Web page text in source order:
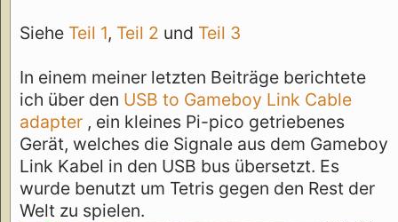
Siehe Teil 1, Teil 2 und Teil 3
In einem meiner letzten Beiträge berichtete
ich über den USB to Gameboy Link Cable
adapter , ein kleines Pi-pico getriebenes
Gerät, welches die Signale aus dem Gameboy
Link Kabel in den USB bus übersetzt. Es
wurde benutzt um Tetris gegen den Rest der
Welt zu spielen.